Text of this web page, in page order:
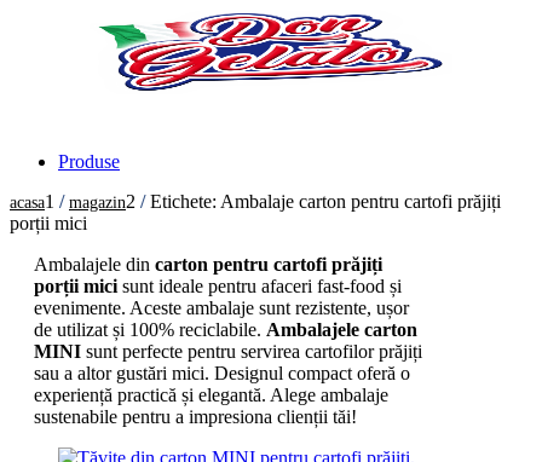
Produse
acasa1 / magazin2 / Etichete: Ambalaje carton pentru cartofi prăjiți
porții mici
Ambalajele din carton pentru cartofi prăjiți
porții mici sunt ideale pentru afaceri fast-food și
evenimente. Aceste ambalaje sunt rezistente, ușor
de utilizat și 100% reciclabile. Ambalajele carton
MINI sunt perfecte pentru servirea cartofilor prăjiți
sau a altor gustări mici. Designul compact oferă o
experiență practică și elegantă. Alege ambalaje
sustenabile pentru a impresiona clienții tăi!